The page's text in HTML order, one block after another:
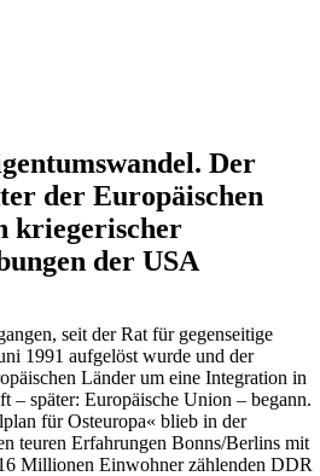
Der
der Europäischen
kriegerischer
der USA
seit der Rat für gegenseitige
1991 aufgelöst wurde und der
Länder um eine Integration in
– später: Europäische Union – begann.
für Osteuropa« blieb in der
teuren Erfahrungen Bonns/Berlins mit
Millionen Einwohner zählenden DDR